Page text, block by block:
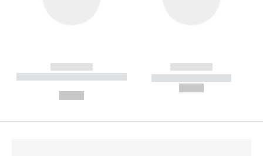
------------
----------- ----------- --------
------------
----------- -----------